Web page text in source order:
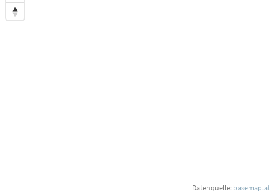
Datenquelle: basemap.at